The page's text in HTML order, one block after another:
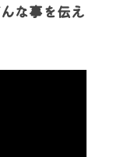
な事を伝え